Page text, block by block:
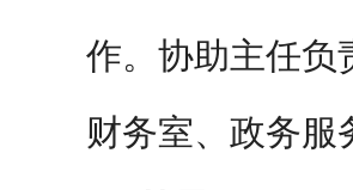
作。协助主任负
财务室、政务服